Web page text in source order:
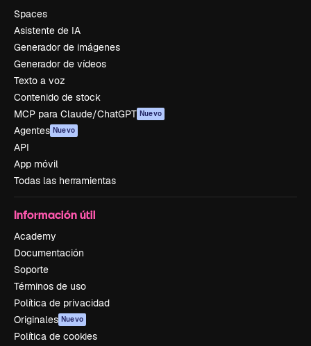
Spaces
Asistente de IA
Generador de imágenes
Generador de vídeos
Texto a voz
Contenido de stock
MCP para Claude/ChatGPT Nuevo
Agentes Nuevo
API
App móvil
Todas las herramientas
Información útil
Academy
Documentación
Soporte
Términos de uso
Política de privacidad
Originales Nuevo
Política de cookies